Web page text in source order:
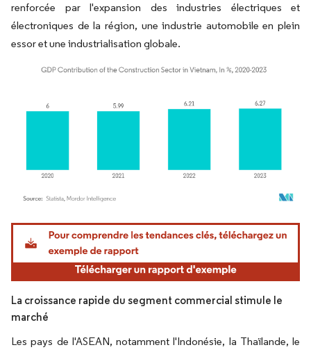
renforcée par l'expansion des industries électriques et
électroniques de la région, une industrie automobile en plein
essor et une industrialisation globale.
Image © Mordor Intelligence. La réutilisation nécessite une attribution sous CC BY
La croissance rapide du segment commercial stimule le
marché
Les pays de l'ASEAN, notamment l'Indonésie, la Thaïlande, le